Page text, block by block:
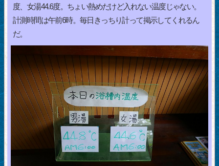
度、女湯44.6度。ちょい熱めだけど入れない温度じゃない。
計測時間は午前6時。毎日きっちり計って掲示してくれるん
だ。